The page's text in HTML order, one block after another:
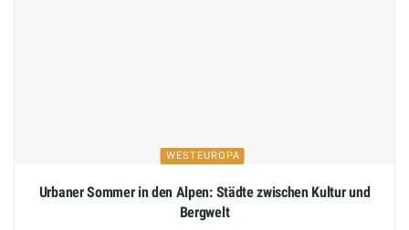
WESTEUROPA
Urbaner Sommer in den Alpen: Städte zwischen Kultur und
Bergwelt